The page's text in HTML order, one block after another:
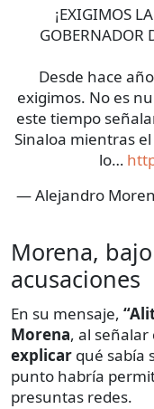
¡EXIGIMOS
GOBERNADOR
Desde hace
exigimos. No es
este tiempo
Sinaloa mientras
lo…
— Alejandro
Morena,
acusaciones
En su mensaje,
Morena, al
explicar qué sabía
punto habría
presuntas redes.